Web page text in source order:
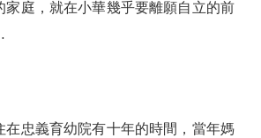
家庭，就在小華幾乎要離願自立的前
在忠義育幼院有十年的時間，當年媽